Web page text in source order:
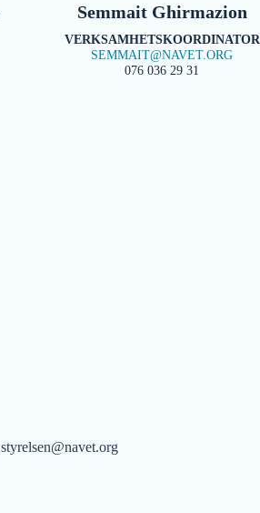
Semmait Ghirmazion
VERKSAMHETSKOORDINATOR
SEMMAIT@NAVET.ORG
076 036 29 31
styrelsen@navet.org